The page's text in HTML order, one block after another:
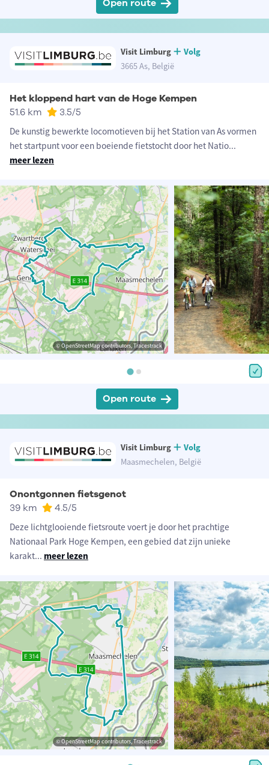
Open route
Visit Limburg
Volg
3665 As, België
Het kloppend hart van de Hoge Kempen
51.6 km 3.5/5
De kunstig bewerkte locomotieven bij het Station van As vormen
het startpunt voor een boeiende fietstocht door het Natio...
meer lezen
© OpenStreetMap contributors, Tracestrack
Open route
Visit Limburg
Volg
Maasmechelen, België
Onontgonnen fietsgenot
39 km 4.5/5
Deze lichtglooiende fietsroute voert je door het prachtige
Nationaal Park Hoge Kempen, een gebied dat zijn unieke
karakt... meer lezen
© OpenStreetMap contributors, Tracestrack